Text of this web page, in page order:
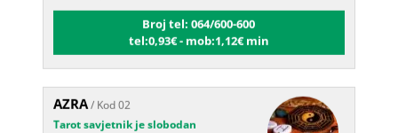
Broj tel: 064/600-600
tel:0,93€ - mob:1,12€ min
AZRA/ Kod 02
Tarot savjetnik je slobodan